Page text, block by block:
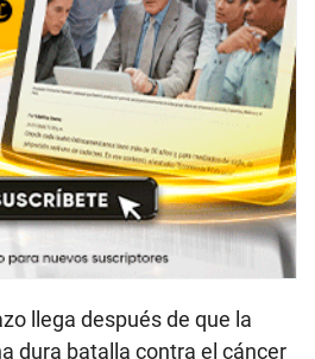
llega después de que la
dura batalla contra el cáncer